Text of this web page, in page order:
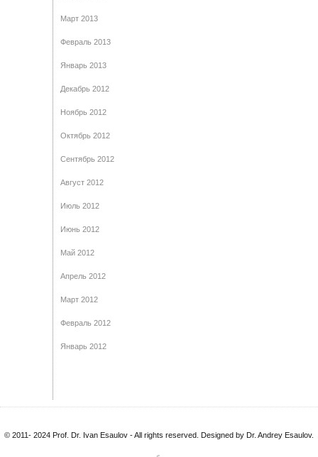
Март 2013
Февраль 2013
Январь 2013
Декабрь 2012
Ноябрь 2012
Октябрь 2012
Сентябрь 2012
Август 2012
Июль 2012
Июнь 2012
Май 2012
Апрель 2012
Март 2012
Февраль 2012
Январь 2012
© 2011- 2024 Prof. Dr. Ivan Esaulov - All rights reserved. Designed by Dr. Andrey Esaulov.